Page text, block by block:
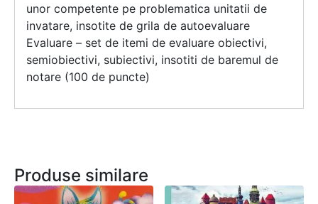
unor competente pe problematica unitatii de
invatare, insotite de grila de autoevaluare
Evaluare – set de itemi de evaluare obiectivi,
semiobiectivi, subiectivi, insotiti de baremul de
notare (100 de puncte)
Produse similare